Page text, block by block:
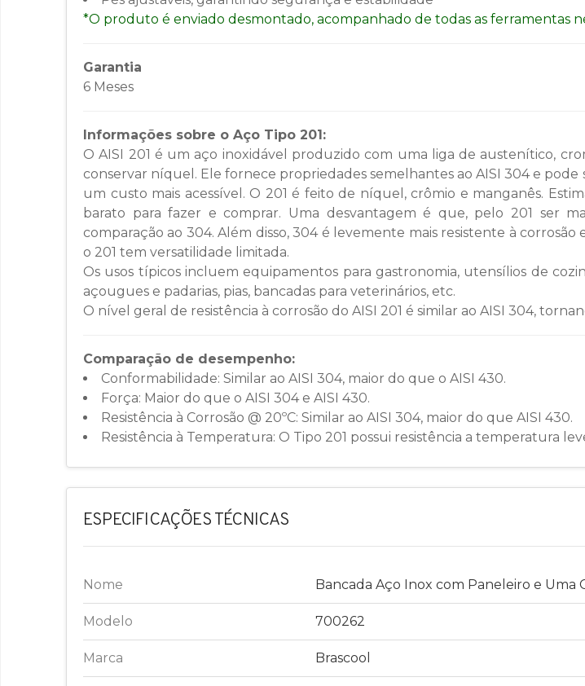
*O produto é enviado desmontado, acompanhado de todas as ferramentas
Garantia
6 Meses
Informações sobre o Aço Tipo 201:
O AISI 201 é um aço inoxidável produzido com uma liga de austenítico,
conservar níquel. Ele fornece propriedades semelhantes ao AISI 304 e
um custo mais acessível. O 201 é feito de níquel, crômio e manganês.
barato para fazer e comprar. Uma desvantagem é que, pelo 201 ser
comparação ao 304. Além disso, 304 é levemente mais resistente à
o 201 tem versatilidade limitada.
Os usos típicos incluem equipamentos para gastronomia, utensílios de
açougues e padarias, pias, bancadas para veterinários, etc.
O nível geral de resistência à corrosão do AISI 201 é similar ao AISI 304,
Comparação de desempenho:
Conformabilidade: Similar ao AISI 304, maior do que o AISI 430.
Força: Maior do que o AISI 304 e AISI 430.
Resistência à Corrosão @ 20ºC: Similar ao AISI 304, maior do que AISI 430.
Resistência à Temperatura: O Tipo 201 possui resistência a temperatura
ESPECIFICAÇÕES TÉCNICAS
Nome Bancada Aço Inox com Paneleiro e Uma
Modelo 700262
Marca Brascool